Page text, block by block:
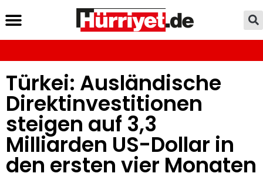
Türkei: Ausländische
Direktinvestitionen
steigen auf 3,3
Milliarden US-Dollar in
den ersten vier Monaten